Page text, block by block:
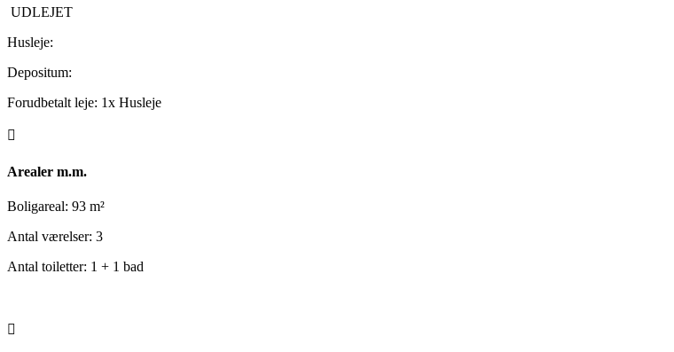
UDLEJET
Husleje:
Depositum:
Forudbetalt leje: 1x Husleje

Arealer m.m.
Boligareal: 93 m²
Antal værelser: 3
Antal toiletter: 1 + 1 bad
